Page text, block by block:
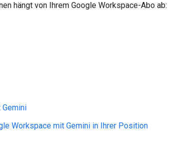
hängt von Ihrem Google Workspace-Abo ab:
Gemini
Workspace mit Gemini in Ihrer Position